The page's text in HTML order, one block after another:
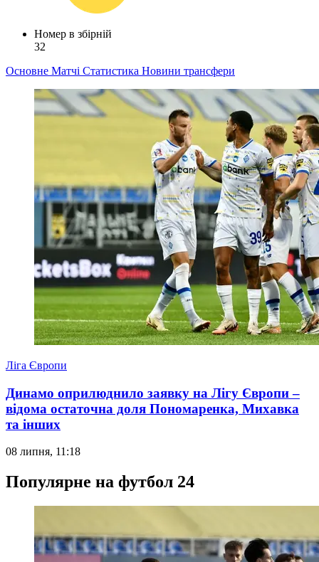
Номер в збірній
32
Основне Матчі Статистика Новини трансфери
Ліга Європи
Динамо оприлюднило заявку на Лігу Європи –
відома остаточна доля Пономаренка, Михавка
та інших
08 липня, 11:18
Популярне на футбол 24